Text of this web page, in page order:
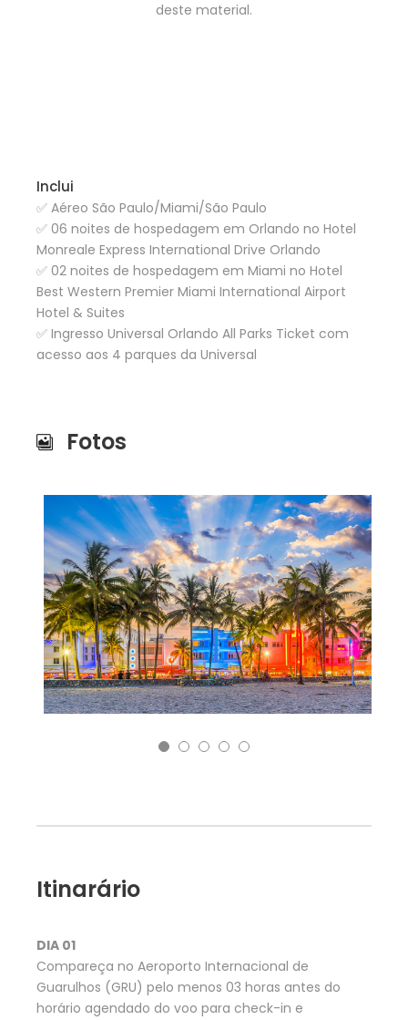
deste material.
Inclui
✅ Aéreo São Paulo/Miami/São Paulo
✅ 06 noites de hospedagem em Orlando no Hotel
Monreale Express International Drive Orlando
✅ 02 noites de hospedagem em Miami no Hotel
Best Western Premier Miami International Airport
Hotel & Suites
✅ Ingresso Universal Orlando All Parks Ticket com
acesso aos 4 parques da Universal
Fotos
Itinarário
DIA 01
Compareça no Aeroporto Internacional de
Guarulhos (GRU) pelo menos 03 horas antes do
horário agendado do voo para check-in e